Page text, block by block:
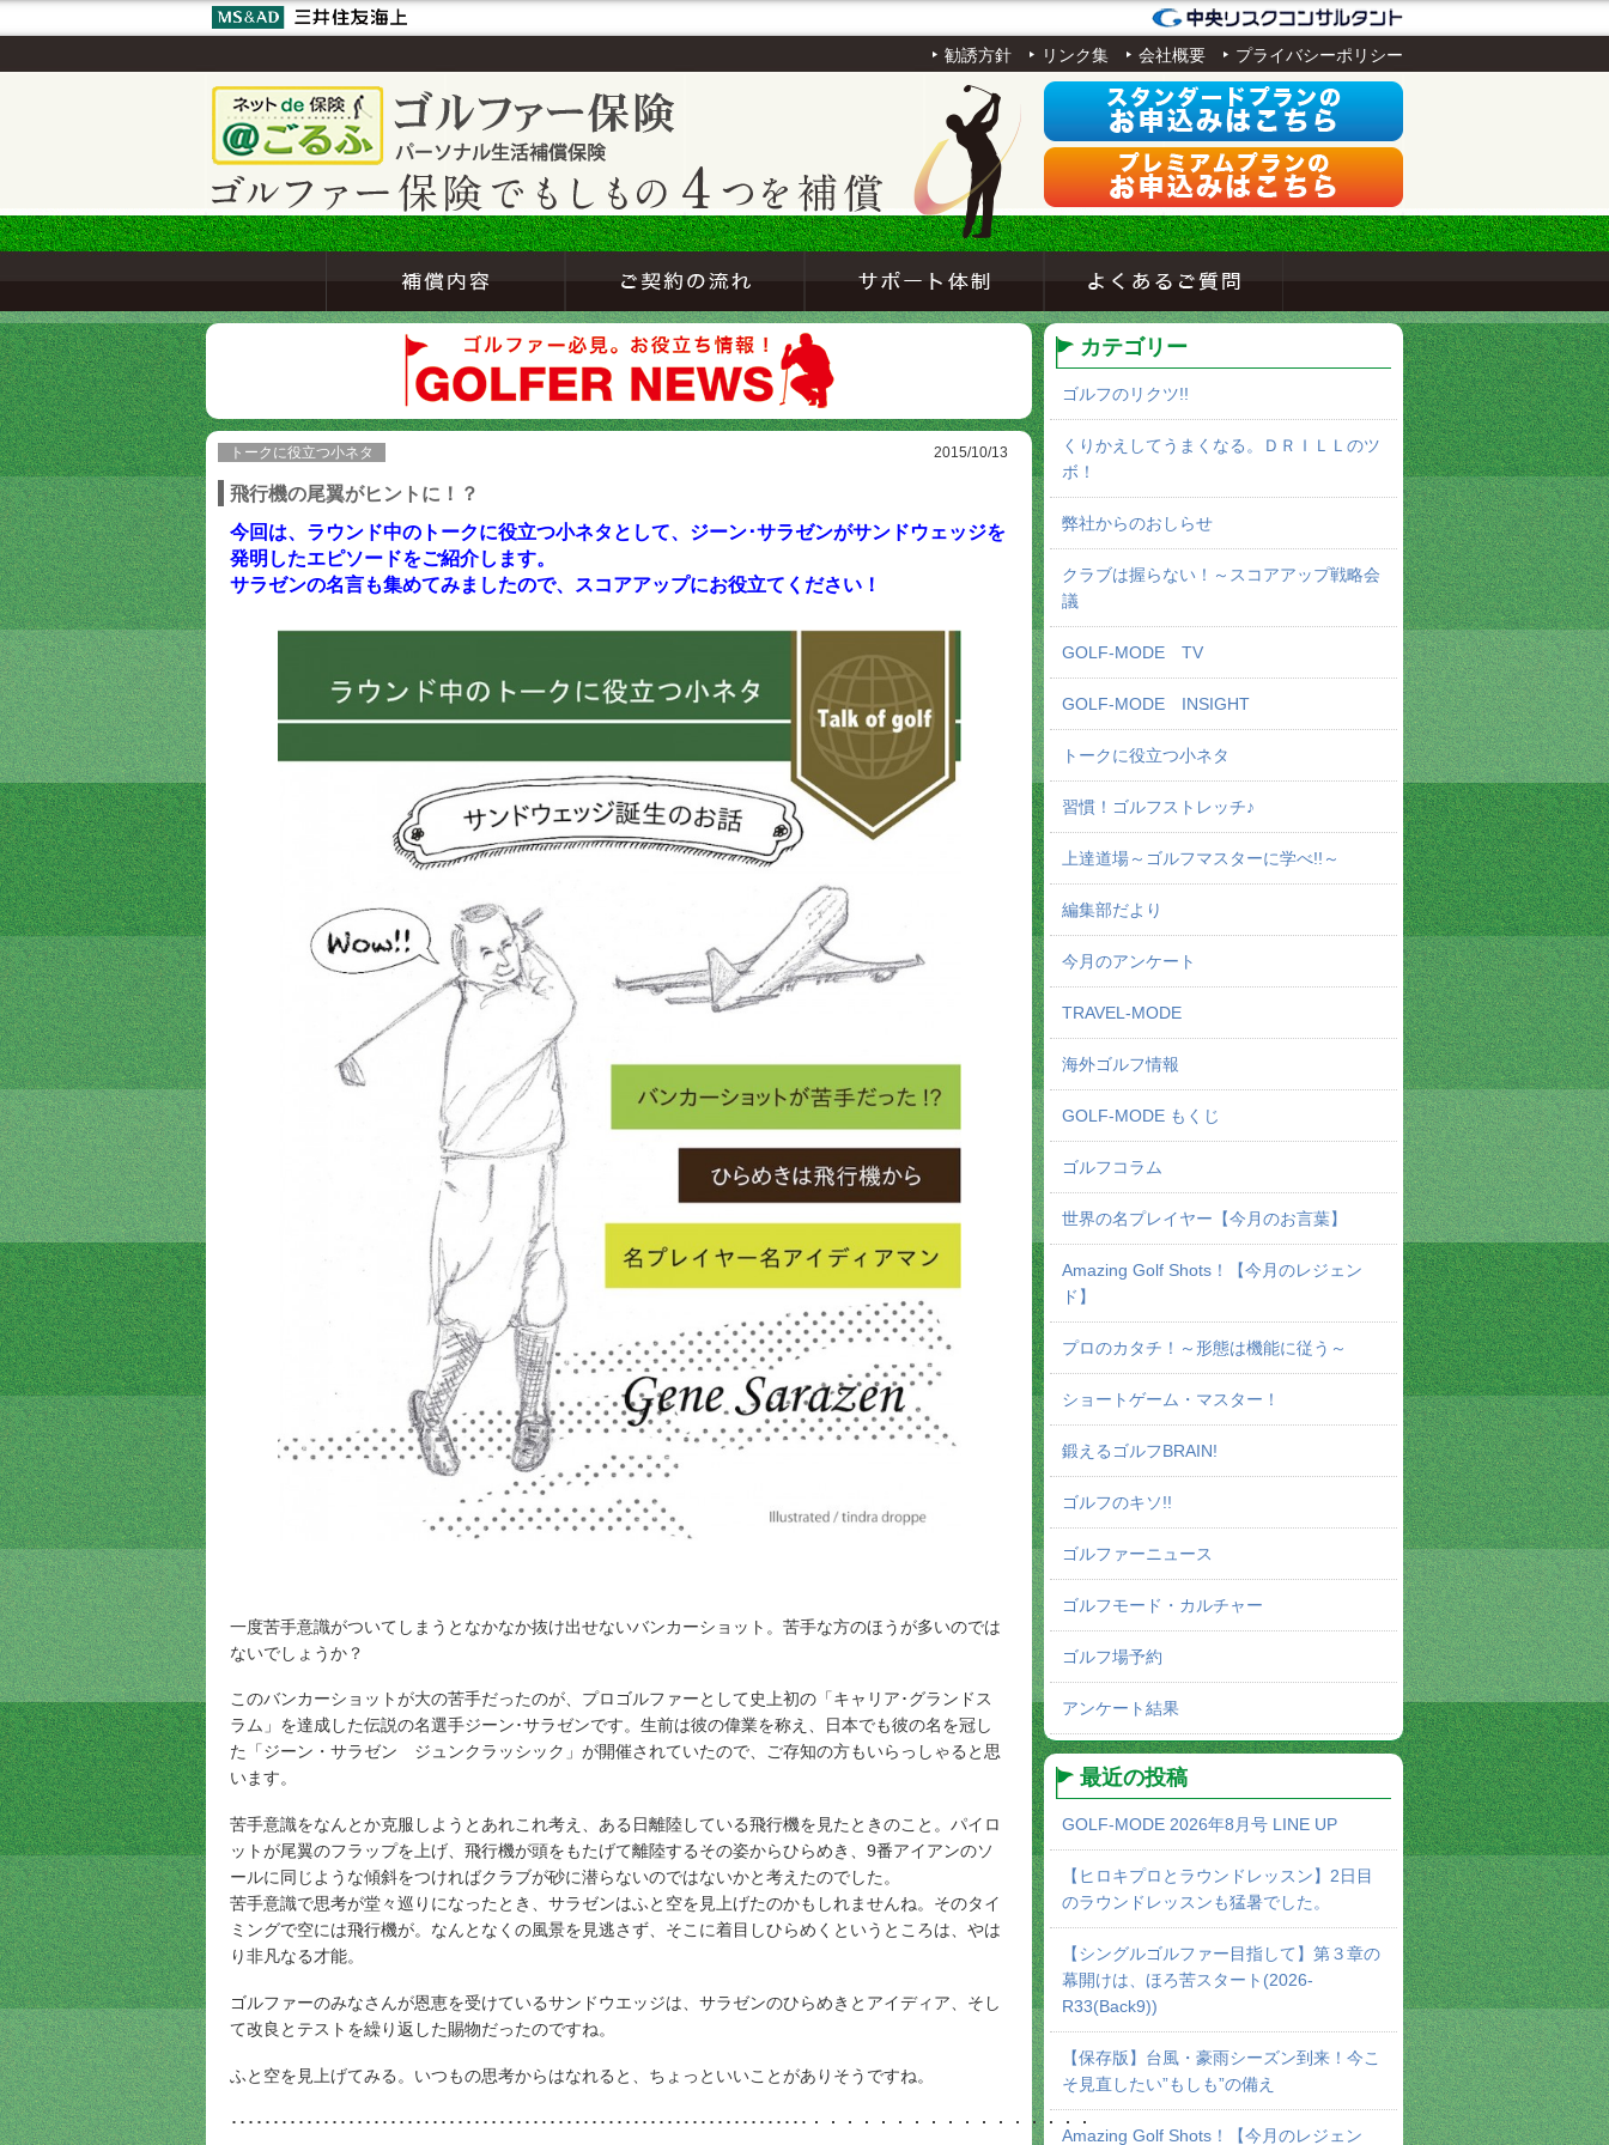
勧誘方針 リンク集 会社概要 プライバシーポリシー
カテゴリー
ゴルフのリクツ!!
くりかえしてうまくなる。ＤＲＩＬＬのツ
ボ！
弊社からのおしらせ
クラブは握らない！～スコアアップ戦略会
議
GOLF-MODE TV
GOLF-MODE INSIGHT
トークに役立つ小ネタ
習慣！ゴルフストレッチ♪
上達道場～ゴルフマスターに学べ!!～
編集部だより
今月のアンケート
TRAVEL-MODE
海外ゴルフ情報
GOLF-MODE もくじ
ゴルフコラム
世界の名プレイヤー【今月のお言葉】
Amazing Golf Shots！【今月のレジェン
ド】
プロのカタチ！～形態は機能に従う～
ショートゲーム・マスター！
鍛えるゴルフBRAIN!
ゴルフのキソ!!
ゴルファーニュース
ゴルフモード・カルチャー
ゴルフ場予約
アンケート結果
最近の投稿
GOLF-MODE 2026年8月号 LINE UP
【ヒロキプロとラウンドレッスン】2日目
のラウンドレッスンも猛暑でした。
【シングルゴルファー目指して】第３章の
幕開けは、ほろ苦スタート(2026-
R33(Back9))
【保存版】台風・豪雨シーズン到来！今こ
そ見直したい”もしも”の備え
Amazing Golf Shots！【今月のレジェン
トークに役立つ小ネタ 2015/10/13
飛行機の尾翼がヒントに！？
今回は、ラウンド中のトークに役立つ小ネタとして、ジーン･サラゼンがサンドウェッジを
発明したエピソードをご紹介します。
サラゼンの名言も集めてみましたので、スコアアップにお役立てください！
一度苦手意識がついてしまうとなかなか抜け出せないバンカーショット。苦手な方のほうが多いのでは
ないでしょうか？
このバンカーショットが大の苦手だったのが、プロゴルファーとして史上初の「キャリア･グランドス
ラム」を達成した伝説の名選手ジーン･サラゼンです。生前は彼の偉業を称え、日本でも彼の名を冠し
た「ジーン・サラゼン ジュンクラッシック」が開催されていたので、ご存知の方もいらっしゃると思
います。
苦手意識をなんとか克服しようとあれこれ考え、ある日離陸している飛行機を見たときのこと。パイロ
ットが尾翼のフラップを上げ、飛行機が頭をもたげて離陸するその姿からひらめき、9番アイアンのソ
ールに同じような傾斜をつければクラブが砂に潜らないのではないかと考えたのでした。
苦手意識で思考が堂々巡りになったとき、サラゼンはふと空を見上げたのかもしれませんね。そのタイ
ミングで空には飛行機が。なんとなくの風景を見逃さず、そこに着目しひらめくというところは、やは
り非凡なる才能。
ゴルファーのみなさんが恩恵を受けているサンドウエッジは、サラゼンのひらめきとアイディア、そし
て改良とテストを繰り返した賜物だったのですね。
ふと空を見上げてみる。いつもの思考からはなれると、ちょっといいことがありそうですね。
･････････････････････････････････････････････････････････････････････・・・・・・・・・・・・・・・・・